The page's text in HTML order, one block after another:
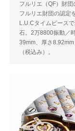
フルリエ（QF）財
フルリエ財団の認定
L.U.Cタイムピース
石。2万8800振動／
39mm、厚さ
（税込み）。